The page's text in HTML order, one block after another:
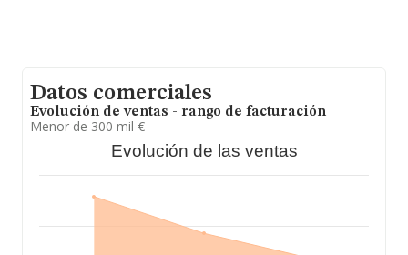
Datos comerciales
Evolución de ventas - rango de facturación
Menor de 300 mil €
Evolución de las ventas